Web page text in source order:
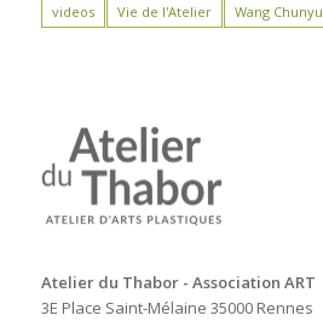
videos
Vie de l'Atelier Wang Chunyu
Atelier du Thabor - Association ART
3E Place Saint-Mélaine 35000 Rennes